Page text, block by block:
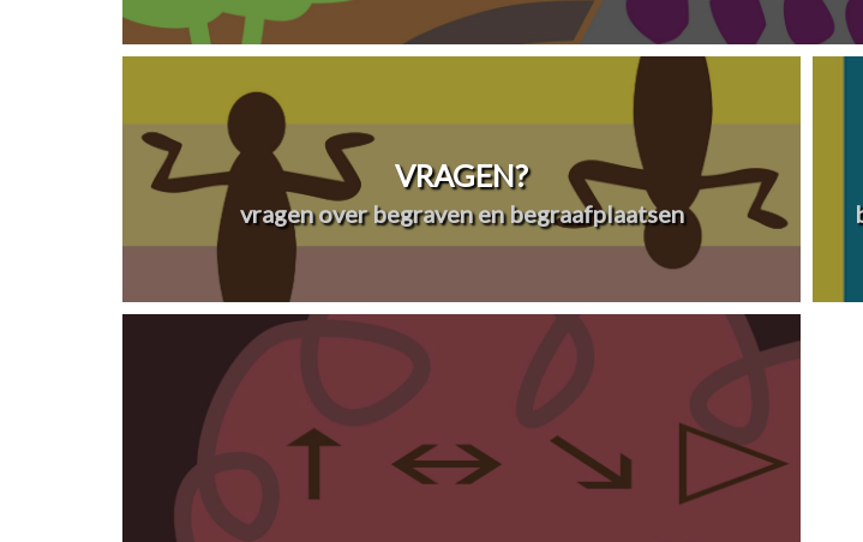
VRAGEN?
vragen over begraven en begraafplaatsen